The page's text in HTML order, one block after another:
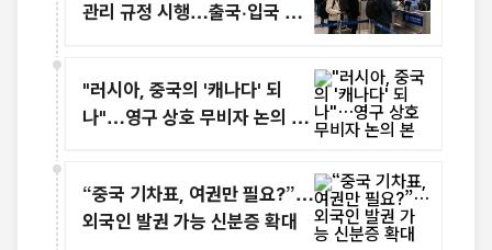
관리 규정 시행…출국·입국 심
"러시아, 중국의 '캐나다' 되
나"…영구 상호 무비자 논의 본
“중국 기차표, 여권만 필요?”…
외국인 발권 가능 신분증 확대